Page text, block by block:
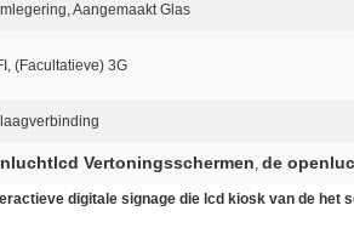
Aangemaakt Glas
(Facultatieve) 3G
Vertoningsschermen, de
digitale signage die lcd kiosk van de